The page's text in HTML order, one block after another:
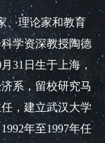
理论家和教育
学资深教授陶德
31日生于上海，
系，留校研究马
，建立武汉大学
年至1997年任